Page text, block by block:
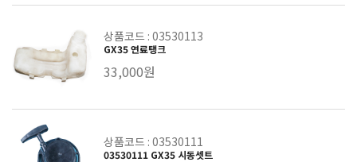
상품코드 : 03530113
GX35 연료탱크
33,000원
상품코드 : 03530111
03530111 GX35 시동셋트